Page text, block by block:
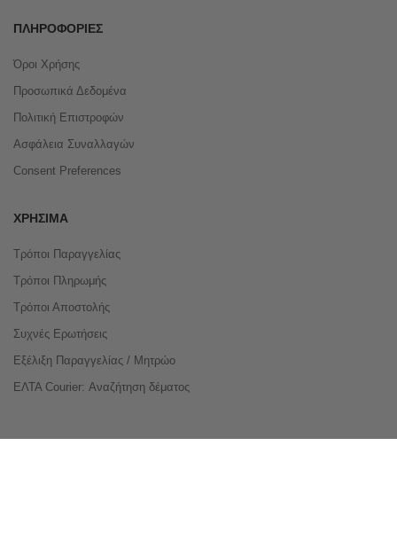
ΠΛΗΡΟΦΟΡΊΕΣ
Όροι Χρήσης
Προσωπικά Δεδομένα
Πολιτική Επιστροφών
Ασφάλεια Συναλλαγών
Consent Preferences
ΧΡΉΣΙΜΑ
Τρόποι Παραγγελίας
Τρόποι Πληρωμής
Τρόποι Αποστολής
Συχνές Ερωτήσεις
Εξέλιξη Παραγγελίας / Μητρώο
ΕΛΤΑ Courier: Αναζήτηση δέματος